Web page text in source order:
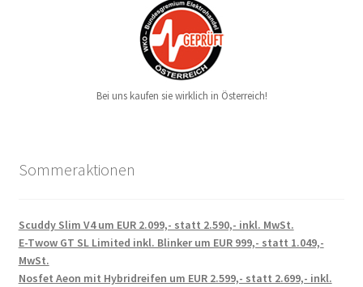
Bei uns kaufen sie wirklich in Österreich!
Sommeraktionen
Scuddy Slim V4 um EUR 2.099,- statt 2.590,- inkl. MwSt.
E-Twow GT SL Limited inkl. Blinker um EUR 999,- statt 1.049,-
MwSt.
Nosfet Aeon mit Hybridreifen um EUR 2.599,- statt 2.699,- inkl.